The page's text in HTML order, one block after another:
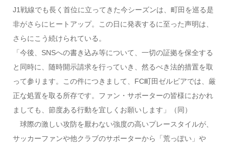
J1戦線でも長く首位に立ってきた今シーズンは、町田を巡る是
非がさらにヒートアップ。この日に発表するに至った声明は、
さらにこう続けられている。
「今後、SNSへの書き込み等について、一切の証拠を保全する
と同時に、随時開示請求を行っていき、然るべき法的措置を取
って参ります。この件につきまして、FC町田ゼルビアでは、厳
正な処置を取る所存です。ファン・サポーターの皆様におかれ
ましても、節度ある行動を宜しくお願いします」（同）
球際の激しい攻防を厭わない強度の高いプレースタイルが、
サッカーファンや他クラブのサポーターから「荒っぽい」や